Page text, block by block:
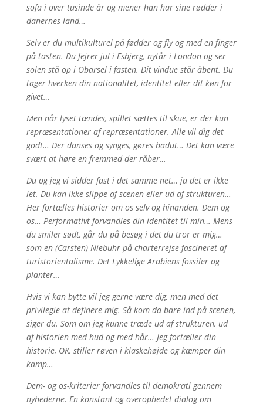
sofa i over tusinde år og mener han har sine rødder i
danernes land…
Selv er du multikulturel på fødder og fly og med en finger
på tasten. Du fejrer jul i Esbjerg, nytår i London og ser
solen stå op i Obarsel i fasten. Dit vindue står åbent. Du
tager hverken din nationalitet, identitet eller dit køn for
givet…
Men når lyset tændes, spillet sættes til skue, er der kun
repræsentationer af repræsentationer. Alle vil dig det
godt… Der danses og synges, gøres badut… Det kan være
svært at høre en fremmed der råber…
Du og jeg vi sidder fast i det samme net… ja det er ikke
let. Du kan ikke slippe af scenen eller ud af strukturen…
Her fortælles historier om os selv og hinanden. Dem og
os… Performativt forvandles din identitet til min… Mens
du smiler sødt, går du på besøg i det du tror er mig…
som en (Carsten) Niebuhr på charterrejse fascineret af
turistorientalisme. Det Lykkelige Arabiens fossiler og
planter…
Hvis vi kan bytte vil jeg gerne være dig, men med det
privilegie at definere mig. Så kom da bare ind på scenen,
siger du. Som om jeg kunne træde ud af strukturen, ud
af historien med hud og med hår… Jeg fortæller din
historie, OK, stiller røven i klaskehøjde og kæmper din
kamp…
Dem- og os-kriterier forvandles til demokrati gennem
nyhederne. En konstant og overophedet dialog om